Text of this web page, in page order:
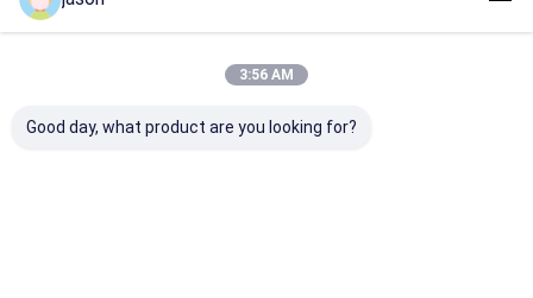
Geadviseerde Producten
3:56 AM
Good day, what product are you looking for?